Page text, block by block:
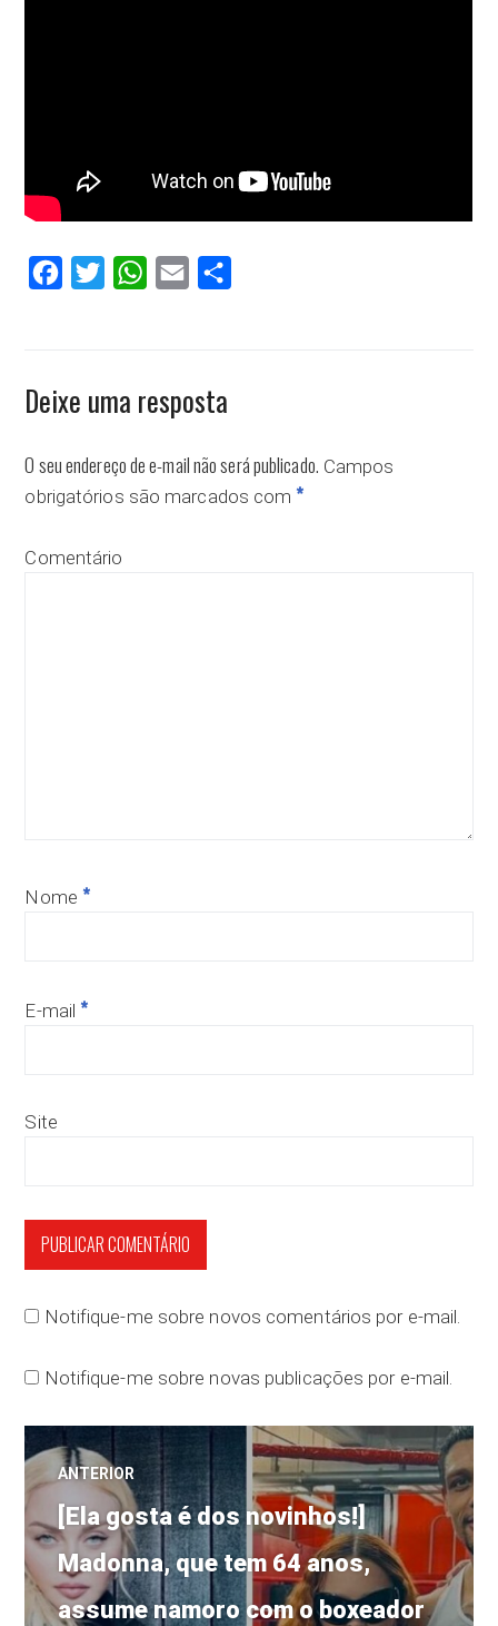
FacebookTwitter WhatsApp
Email
Deixe uma resposta
O seu endereço de e-mail não será publicado. Campos
obrigatórios são marcados com *
Comentário
Nome *
E-mail *
Site
Notifique-me sobre novos comentários por e-mail.
Notifique-me sobre novas publicações por e-mail.
Navegação
de
Post
ANTERIOR
Post
anterior:
[Ela gosta é dos novinhos!]
Madonna, que tem 64 anos,
assume namoro com o boxeador